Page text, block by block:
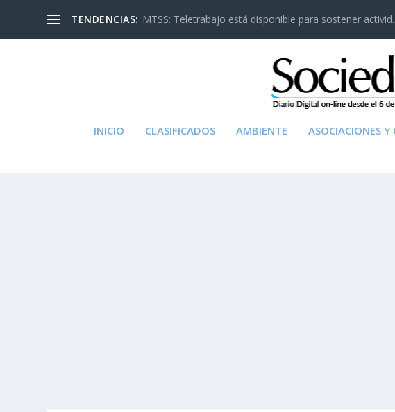
TENDENCIAS: MTSS: Teletrabajo está disponible para sostener
INICIO CLASIFICADOS AMBIENTE ASOCIACIONES Y